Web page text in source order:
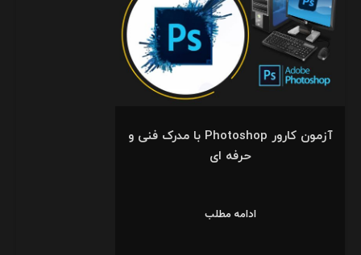
آزمون کارور Photoshop با مدرک فنی و
حرفه ای
ادامه مطلب